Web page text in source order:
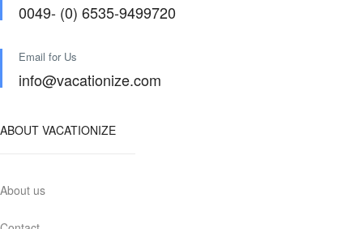
0049- (0) 6535-9499720
Email for Us
info@vacationize.com
ABOUT VACATIONIZE
About us